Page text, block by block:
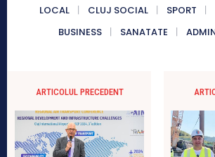
LOCAL CLUJ SOCIAL SPORT
BUSINESS
SANATATE
ARTICOLUL PRECEDENT